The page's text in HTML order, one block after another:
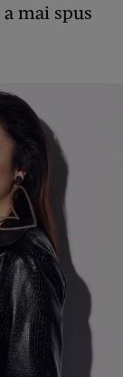
a mai spus